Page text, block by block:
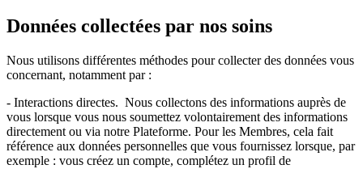
Données collectées par nos soins
Nous utilisons différentes méthodes pour collecter des données vous
concernant, notamment par :
- Interactions directes. Nous collectons des informations auprès de
vous lorsque vous nous soumettez volontairement des informations
directement ou via notre Plateforme. Pour les Membres, cela fait
référence aux données personnelles que vous fournissez lorsque, par
exemple : vous créez un compte, complétez un profil de